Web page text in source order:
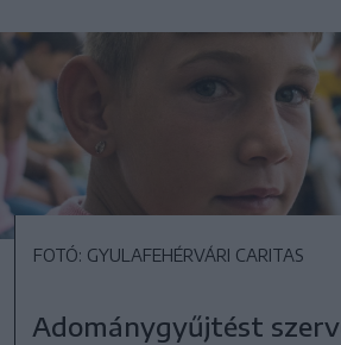
FOTÓ: GYULAFEHÉRVÁRI CARITAS
Adománygyűjtést